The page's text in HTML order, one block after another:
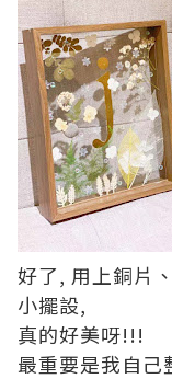
好了, 用上銅片
小擺設,
真的好美呀!!!
最重要是我自